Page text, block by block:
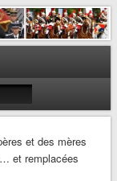
et des mères
et remplacées